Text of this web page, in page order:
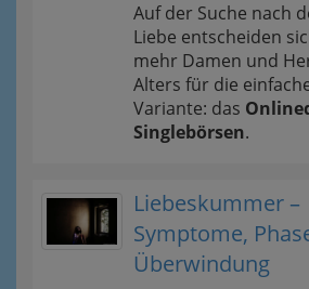
Auf der Suche nach
Liebe entscheiden
mehr Damen und
Alters für die
Variante: das
Singlebörsen.
Liebeskummer –
Symptome,
Überwindung